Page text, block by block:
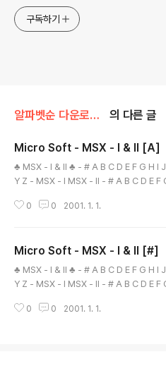
구독하기
알파벳순 다운로드/MicroSoft 의 다른 글
Micro Soft - MSX - I & II [A]
♣ MSX - I & II ♣ - # A B C D E F G H I
Y Z - MSX - I MSX - II - # A B C D E F
저작권 을 소유하고 계신분은
0 0 2001. 1. 1.
Micro Soft - MSX - I & II [#]
♣ MSX - I & II ♣ - # A B C D E F G H I
Y Z - MSX - I MSX - II - # A B C D E F
저작권 을 소유하고 계신분은
0 0 2001. 1. 1.